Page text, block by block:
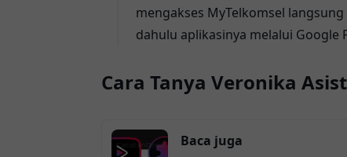
mengakses MyTelkomsel
dahulu aplikasinya melalui Google
Cara Tanya Veronika
Baca juga